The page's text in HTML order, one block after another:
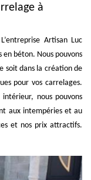
à
Artisan Luc
béton. Nous pouvons
soit dans la création de
pour vos carrelages.
nous pouvons
aux intempéries et au
et nos prix attractifs.